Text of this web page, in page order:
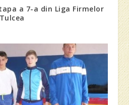
a 7-a din Liga Firmelor